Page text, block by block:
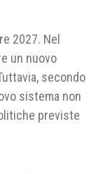
2027. Nel
un nuovo
secondo
sistema non
previste